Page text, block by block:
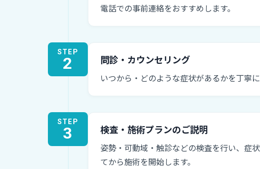
電話での事前連絡をおすすめします。
STEP
2 問診・カウンセリング
いつから・どのような症状があるかを丁寧
STEP
3 検査・施術プランのご説明
姿勢・可動域・触診などの検査を行い、症
てから施術を開始します。